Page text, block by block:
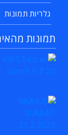
גלריות תמונות
תמונות